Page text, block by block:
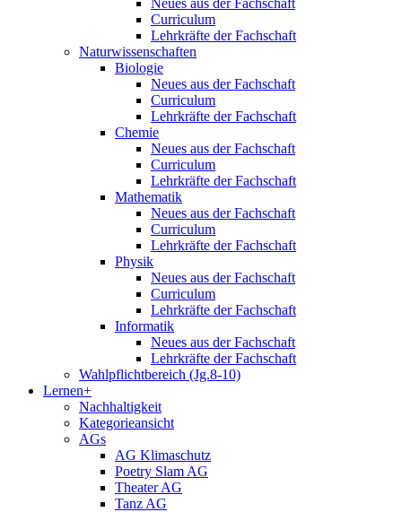
Neues aus der Fachschaft
Curriculum
Lehrkräfte der Fachschaft
Naturwissenschaften
Biologie
Neues aus der Fachschaft
Curriculum
Lehrkräfte der Fachschaft
Chemie
Neues aus der Fachschaft
Curriculum
Lehrkräfte der Fachschaft
Mathematik
Neues aus der Fachschaft
Curriculum
Lehrkräfte der Fachschaft
Physik
Neues aus der Fachschaft
Curriculum
Lehrkräfte der Fachschaft
Informatik
Neues aus der Fachschaft
Lehrkräfte der Fachschaft
Wahlpflichtbereich (Jg.8-10)
Lernen+
Nachhaltigkeit
Kategorieansicht
AGs
AG Klimaschutz
Poetry Slam AG
Theater AG
Tanz AG